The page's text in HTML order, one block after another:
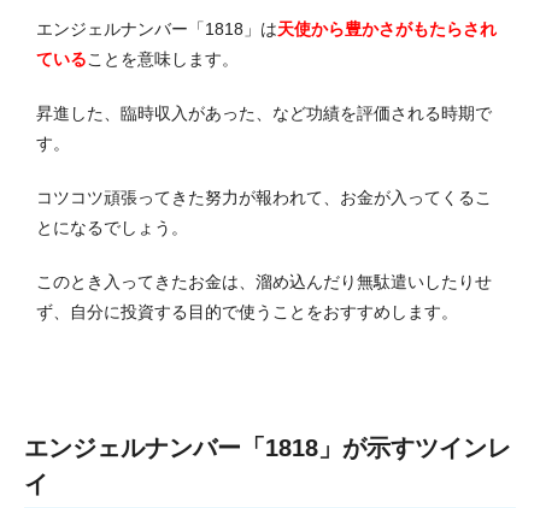
エンジェルナンバー「1818」は天使から豊かさがもたらされ
ていることを意味します。
昇進した、臨時収入があった、など功績を評価される時期で
す。
コツコツ頑張ってきた努力が報われて、お金が入ってくるこ
とになるでしょう。
このとき入ってきたお金は、溜め込んだり無駄遣いしたりせ
ず、自分に投資する目的で使うことをおすすめします。
エンジェルナンバー「1818」が示すツインレ
イ